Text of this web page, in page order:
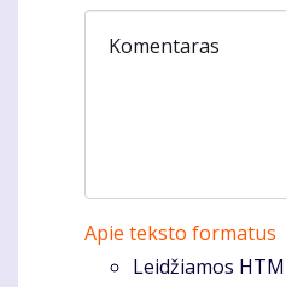
Komentaras
Apie teksto formatus
Leidžiamos